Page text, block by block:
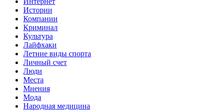
Истории
Компании
Криминал
Культура
Лайфхаки
Летние виды спорта
Личный счет
Люди
Места
Мнения
Мода
Народная медицина